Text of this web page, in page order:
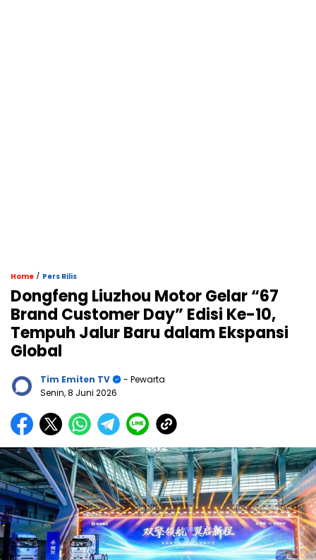
Home / Pers Rilis
Dongfeng Liuzhou Motor Gelar “67
Brand Customer Day” Edisi Ke-10,
Tempuh Jalur Baru dalam Ekspansi
Global
Tim Emiten TV
- Pewarta
Senin, 8 Juni 2026